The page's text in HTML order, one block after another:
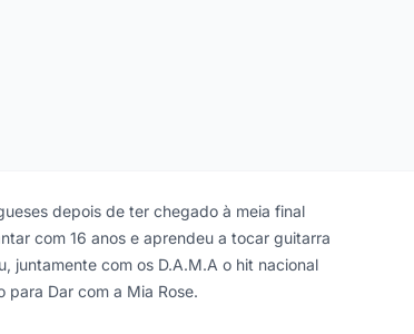
depois de ter chegado à meia final
com 16 anos e aprendeu a tocar guitarra
juntamente com os D.A.M.A o hit nacional
para Dar com a Mia Rose.